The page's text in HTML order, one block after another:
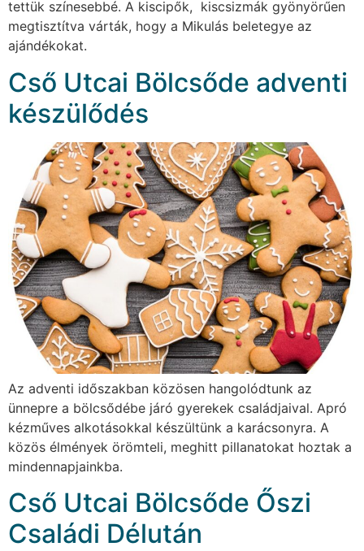
tettük színesebbé. A kiscipők, kiscsizmák gyönyörűen
megtisztítva várták, hogy a Mikulás beletegye az
ajándékokat.
Cső Utcai Bölcsőde adventi
készülődés
Az adventi időszakban közösen hangolódtunk az
ünnepre a bölcsődébe járó gyerekek családjaival. Apró
kézműves alkotásokkal készültünk a karácsonyra. A
közös élmények örömteli, meghitt pillanatokat hoztak a
mindennapjainkba.
Cső Utcai Bölcsőde Őszi
Családi Délután